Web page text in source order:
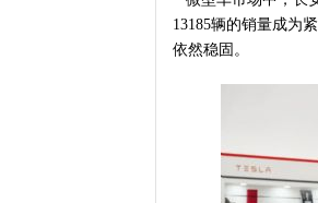
13185辆的销量成为
依然稳固。